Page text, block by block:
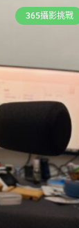
365攝影挑戰